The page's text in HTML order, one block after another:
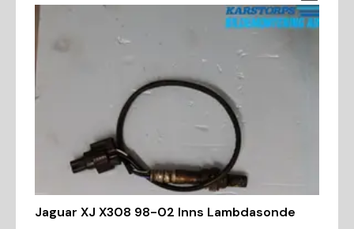
Jaguar XJ X308 98-02 Inns Lambdasonde